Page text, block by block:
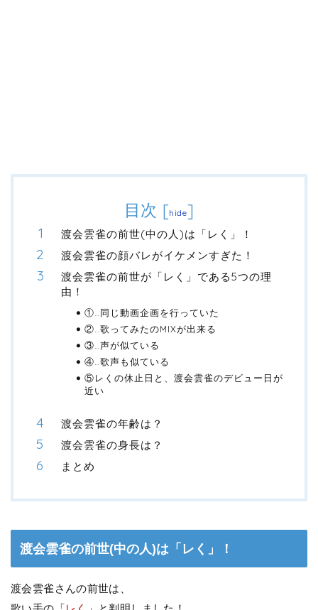
目次 [hide]
渡会雲雀の前世(中の人)は「レく」！
渡会雲雀の顔バレがイケメンすぎた！
渡会雲雀の前世が「レく」である5つの理
由！
①…同じ動画企画を行っていた
②…歌ってみたのMIXが出来る
③…声が似ている
④…歌声も似ている
⑤レくの休止日と、渡会雲雀のデビュー日が
近い
渡会雲雀の年齢は？
渡会雲雀の身長は？
まとめ
渡会雲雀の前世(中の人)は「レく」！
渡会雲雀さんの前世は、